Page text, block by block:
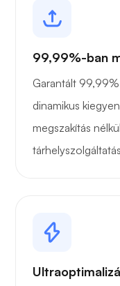
99,99%-ban
Garantált
dinamikus
megszakítás